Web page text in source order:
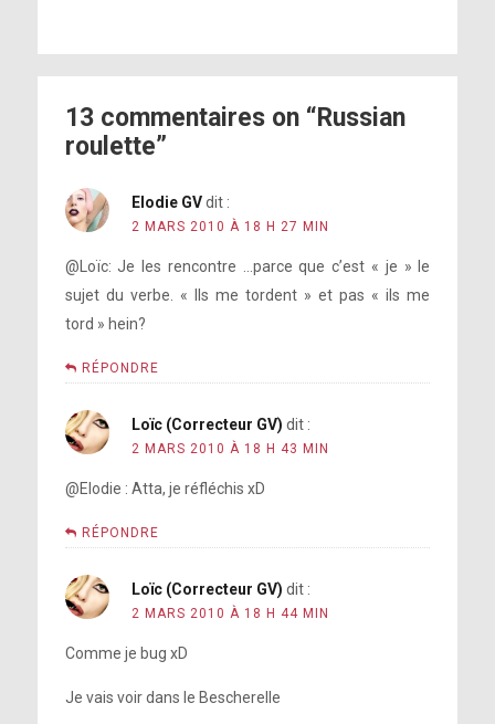
13 commentaires on “Russian
roulette”
Elodie GV dit :
2 MARS 2010 À 18 H 27 MIN
@Loïc: Je les rencontre …parce que c’est « je » le
sujet du verbe. « Ils me tordent » et pas « ils me
tord » hein?
RÉPONDRE
Loïc (Correcteur GV) dit :
2 MARS 2010 À 18 H 43 MIN
@Elodie : Atta, je réfléchis xD
RÉPONDRE
Loïc (Correcteur GV) dit :
2 MARS 2010 À 18 H 44 MIN
Comme je bug xD
Je vais voir dans le Bescherelle